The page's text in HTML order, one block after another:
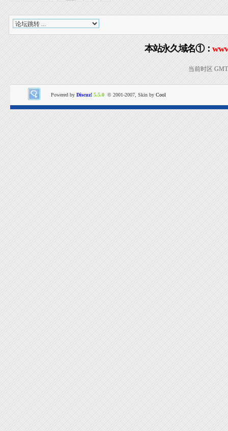
本站永久域名①：
当前时区
Powered by Discuz! 5.5.0 © 2001-2007, Skin by Cool